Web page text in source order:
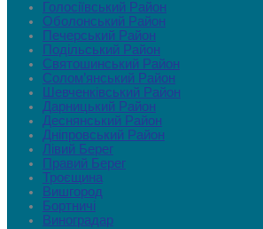
Голосіївський Район
Оболонський Район
Печерський Район
Подільський Район
Святошинський Район
Солом’янський Район
Шевченківський Район
Дарницький Район
Деснянський Район
Дніпровський Район
Лівий Берег
Правий Берег
Троєщина
Вишгород
Бортничі
Виноградар